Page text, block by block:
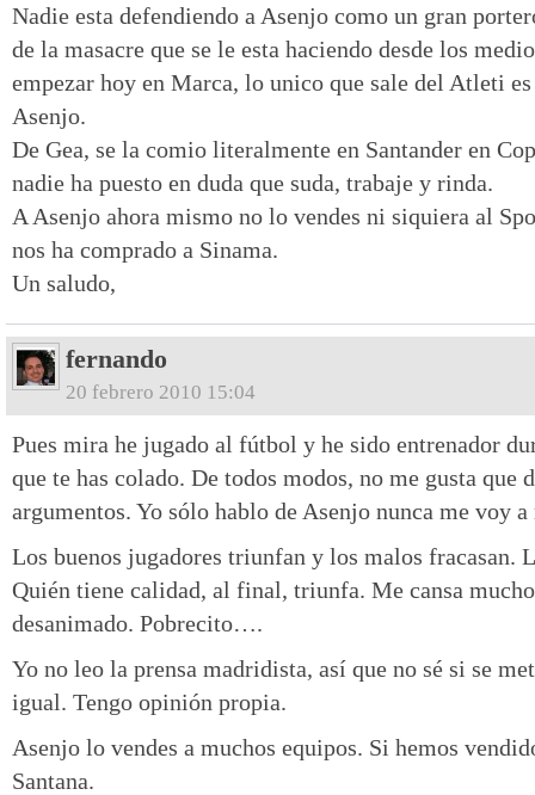
Nadie esta defendiendo a Asenjo como un gran
de la masacre que se le esta haciendo desde los
empezar hoy en Marca, lo unico que sale del Atleti es
Asenjo.
De Gea, se la comio literalmente en Santander en
nadie ha puesto en duda que suda, trabaje y rinda.
A Asenjo ahora mismo no lo vendes ni siquiera al
nos ha comprado a Sinama.
Un saludo,
fernando
20 febrero 2010 15:04
Pues mira he jugado al fútbol y he sido entrenador
que te has colado. De todos modos, no me gusta que
argumentos. Yo sólo hablo de Asenjo nunca me voy
Los buenos jugadores triunfan y los malos fracasan.
Quién tiene calidad, al final, triunfa. Me cansa
desanimado. Pobrecito….
Yo no leo la prensa madridista, así que no sé si se
igual. Tengo opinión propia.
Asenjo lo vendes a muchos equipos. Si hemos
Santana.